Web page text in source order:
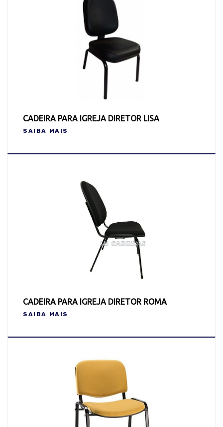
CADEIRA PARA IGREJA DIRETOR LISA
SAIBA MAIS
CADEIRA PARA IGREJA DIRETOR ROMA
SAIBA MAIS